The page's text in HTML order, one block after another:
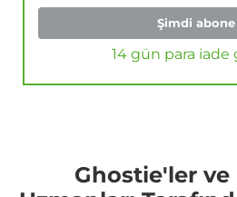
Şimdi
14 gün para iade
Ghostie'ler